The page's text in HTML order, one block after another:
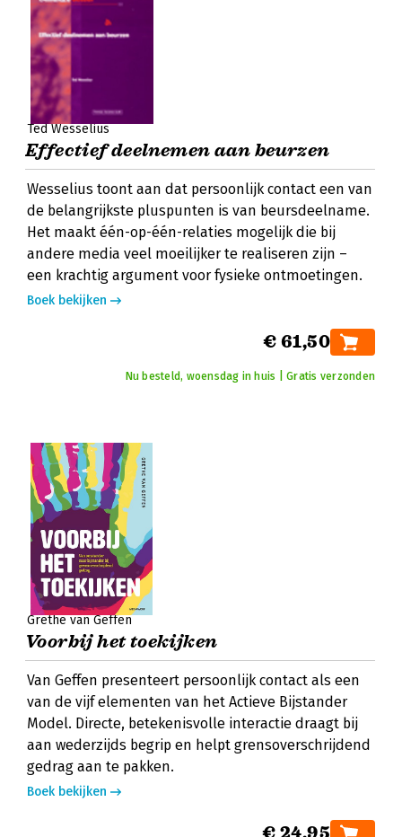
Ted Wesselius
Effectief deelnemen aan beurzen
Wesselius toont aan dat persoonlijk contact een van
de belangrijkste pluspunten is van beursdeelname.
Het maakt één-op-één-relaties mogelijk die bij
andere media veel moeilijker te realiseren zijn –
een krachtig argument voor fysieke ontmoetingen.
Boek bekijken
€ 61,50
Nu besteld, woensdag in huis | Gratis verzonden
Grethe van Geffen
Voorbij het toekijken
Van Geffen presenteert persoonlijk contact als een
van de vijf elementen van het Actieve Bijstander
Model. Directe, betekenisvolle interactie draagt bij
aan wederzijds begrip en helpt grensoverschrijdend
gedrag aan te pakken.
Boek bekijken